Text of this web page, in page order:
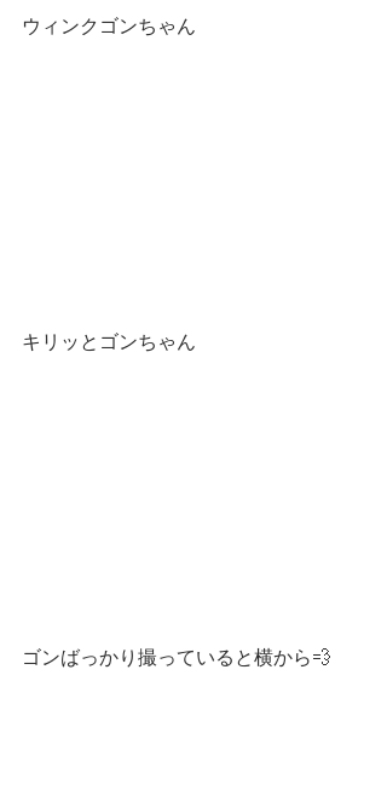
ウィンクゴンちゃん
キリッとゴンちゃん
ゴンばっかり撮っていると横から💨